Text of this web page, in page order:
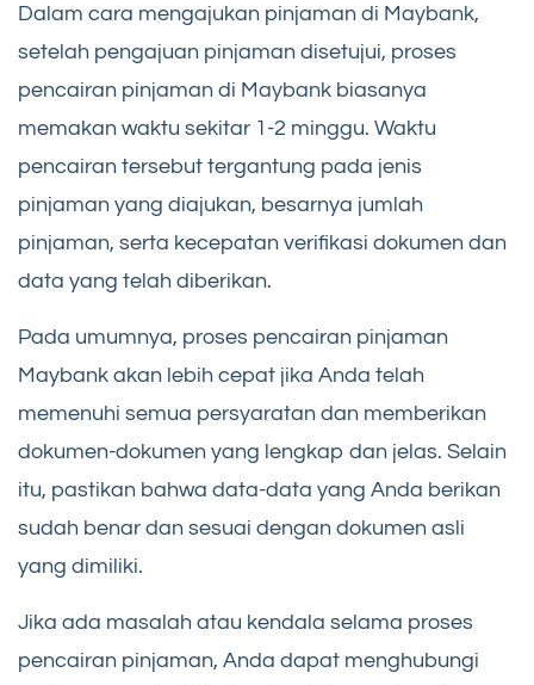
Dalam cara mengajukan pinjaman di Maybank,
setelah pengajuan pinjaman disetujui, proses
pencairan pinjaman di Maybank biasanya
memakan waktu sekitar 1-2 minggu. Waktu
pencairan tersebut tergantung pada jenis
pinjaman yang diajukan, besarnya jumlah
pinjaman, serta kecepatan verifikasi dokumen dan
data yang telah diberikan.
Pada umumnya, proses pencairan pinjaman
Maybank akan lebih cepat jika Anda telah
memenuhi semua persyaratan dan memberikan
dokumen-dokumen yang lengkap dan jelas. Selain
itu, pastikan bahwa data-data yang Anda berikan
sudah benar dan sesuai dengan dokumen asli
yang dimiliki.
Jika ada masalah atau kendala selama proses
pencairan pinjaman, Anda dapat menghubungi